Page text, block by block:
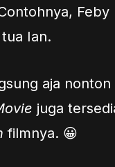
Feby
Ian.
aja nonton
juga
filmnya. 😀